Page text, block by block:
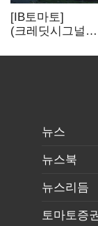
[IB토마토]
(크레딧시그널)
데이터센터 타고
뉴스
뉴스북
뉴스리듬
토마토증